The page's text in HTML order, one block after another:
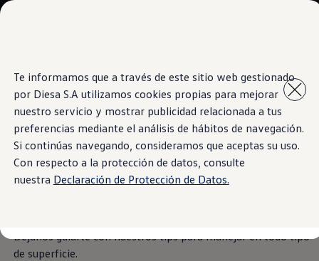
Te informamos que a través de este sitio web gestionado
por Diesa S.A utilizamos cookies propias para mejorar
nuestro servicio y mostrar publicidad relacionada a tus
preferencias mediante el análisis de hábitos de navegación.
Si continúas navegando, consideramos que aceptas su uso.
Con respecto a la protección de datos, consulte
nuestra Declaración de Protección de Datos.
contenido
principal
a pie
de
página
Contáctenos
Marca y Experiencia
Volkswagen Paraguay
Espacio Exclusivo para Prensa
Latin NCAP
Tengo un Volkswagen
Manuales Volkswagen
Postventas
Agendamiento Online
Experto
¿Quién pone a prueba
a quién?
Dejanos guiarte con nuestros tips para manejar en todo tipo
de superficie.